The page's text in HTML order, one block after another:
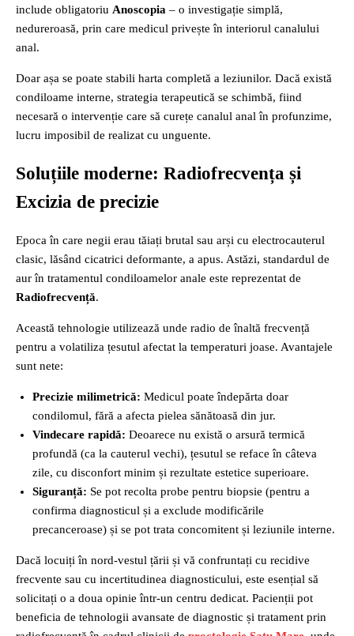
include obligatoriu Anoscopia – o investigație simplă,
nedureroasă, prin care medicul privește în interiorul canalului
anal.
Doar așa se poate stabili harta completă a leziunilor. Dacă există
condiloame interne, strategia terapeutică se schimbă, fiind
necesară o intervenție care să curețe canalul anal în profunzime,
lucru imposibil de realizat cu unguente.
Soluțiile moderne: Radiofrecvența și
Excizia de precizie
Epoca în care negii erau tăiați brutal sau arși cu electrocauterul
clasic, lăsând cicatrici deformante, a apus. Astăzi, standardul de
aur în tratamentul condiloamelor anale este reprezentat de
Radiofrecvență.
Această tehnologie utilizează unde radio de înaltă frecvență
pentru a volatiliza țesutul afectat la temperaturi joase. Avantajele
sunt nete:
Precizie milimetrică: Medicul poate îndepărta doar
condilomul, fără a afecta pielea sănătoasă din jur.
Vindecare rapidă: Deoarece nu există o arsură termică
profundă (ca la cauterul vechi), țesutul se reface în câteva
zile, cu disconfort minim și rezultate estetice superioare.
Siguranță: Se pot recolta probe pentru biopsie (pentru a
confirma diagnosticul și a exclude modificările
precanceroase) și se pot trata concomitent și leziunile interne.
Dacă locuiți în nord-vestul țării și vă confruntați cu recidive
frecvente sau cu incertitudinea diagnosticului, este esențial să
solicitați o a doua opinie într-un centru dedicat. Pacienții pot
beneficia de tehnologii avansate de diagnostic și tratament prin